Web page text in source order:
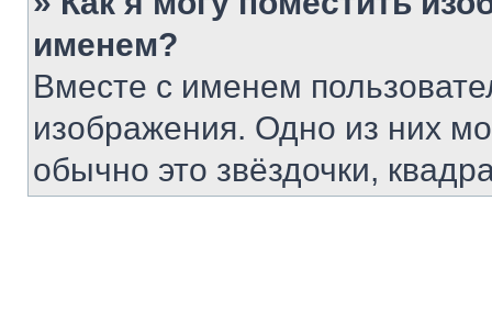
именем?
Вместе с именем
изображения. Одно из них
обычно это звёздочки,